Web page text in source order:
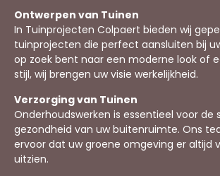
Ontwerpen van Tuinen
In Tuinprojecten Colpaert bieden wij
tuinprojecten die perfect aansluiten bij
op zoek bent naar een moderne look of
stijl, wij brengen uw visie werkelijkheid.
Verzorging van Tuinen
Onderhoudswerken is essentieel voor de
gezondheid van uw buitenruimte. Ons
ervoor dat uw groene omgeving er altijd
uitzien.